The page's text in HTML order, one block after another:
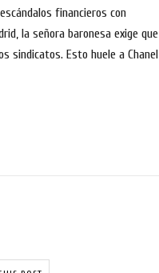
financieros con
la señora baronesa exige que
sindicatos. Esto huele a Chanel